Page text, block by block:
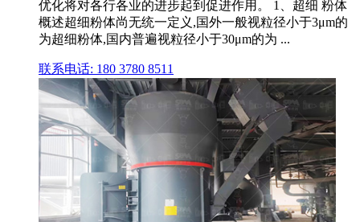
优化将对各行各业的进步起到促进作用。 1、超细 粉体
概述超细粉体尚无统一定义,国外一般视粒径小于3μm的
为超细粉体,国内普遍视粒径小于30μm的为 ...
联系电话: 180 3780 8511